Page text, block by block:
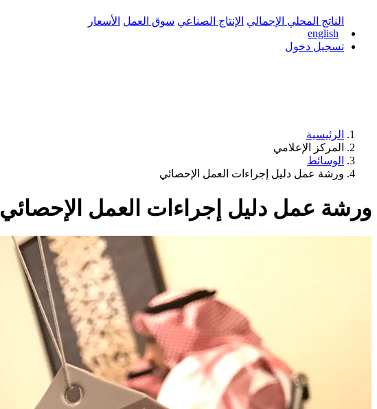
الناتج المحلي الإجمالي الإنتاج الصناعي سوق العمل الأسعار
english
تسجيل دخول
الرئيسية
المركز الإعلامي
الوسائط
ورشة عمل دليل إجراءات العمل الإحصائي
ورشة عمل دليل إجراءات العمل الإحصائي